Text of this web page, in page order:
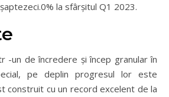
la sfârșitul Q1 2023.
-un de încredere și încep granular în
pe deplin progresul lor este
construit cu un record excelent de la